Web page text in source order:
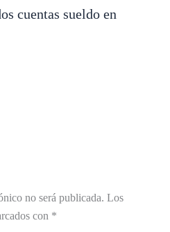
cuentas sueldo en
no será publicada. Los
con *